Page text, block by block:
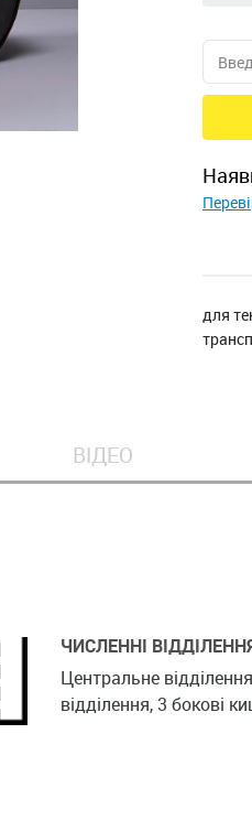
для
ВІДЕО
ЧИСЛЕННІ
Центральне
відділення, 3 бокові